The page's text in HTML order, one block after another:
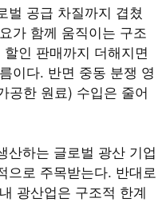
벌 공급 차질까지 겹쳤
가 함께 움직이는 구조
인 판매까지 더해지면
이다. 반면 중동 분쟁 영
공한 원료) 수입은 줄어
산하는 글로벌 광산 기업
으로 주목받는다. 반대로
광산업은 구조적 한계